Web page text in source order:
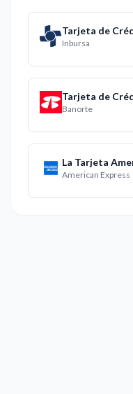
Tarjeta de
Inbursa
Tarjeta de
Banorte
La Tarjeta
American Express